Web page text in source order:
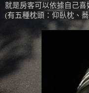
就是房客可以依據自己喜
(有五種枕頭：仰臥枕、